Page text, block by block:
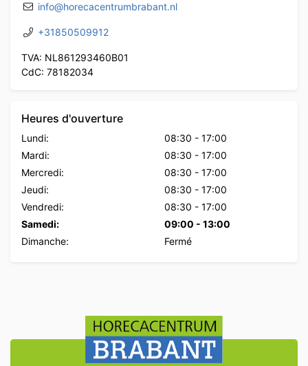
info@horecacentrumbrabant.nl
+31850509912
TVA: NL861293460B01
CdC: 78182034
Heures d'ouverture
Lundi: 08:30 - 17:00
Mardi:
08:30 - 17:00
Mercredi:
08:30 - 17:00
Jeudi:
08:30 - 17:00
Vendredi:
08:30 - 17:00
Samedi:
09:00 - 13:00
Dimanche:
Fermé